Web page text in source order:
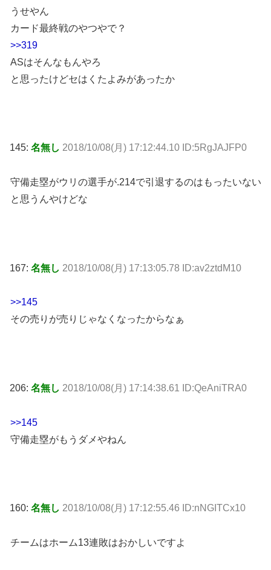
うせやん
カード最終戦のやつやで？
>>319
ASはそんなもんやろ
と思ったけどセはくたよみがあったか
145: 名無し 2018/10/08(月) 17:12:44.10 ID:5RgJAJFP0
守備走塁がウリの選手が.214で引退するのはもったいない
と思うんやけどな
167: 名無し 2018/10/08(月) 17:13:05.78 ID:av2ztdM10
>>145
その売りが売りじゃなくなったからなぁ
206: 名無し 2018/10/08(月) 17:14:38.61 ID:QeAniTRA0
>>145
守備走塁がもうダメやねん
160: 名無し 2018/10/08(月) 17:12:55.46 ID:nNGITCx10
チームはホーム13連敗はおかしいですよ